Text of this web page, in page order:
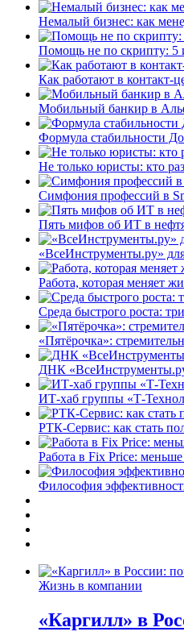
Немалый бизнес: как
Помощь не по скрипту: 5
Как работают в контакт-
Мобильный банкир в
Формула стабильности
Не только юристы: кто
Симфония профессий в
Пять мифов об ИТ в
«ВсеИнструменты.ру»
Работа, которая меняет
Среда быстрого роста:
«Пятёрочка»:
ДНК
ИТ-хаб группы «Т-
РТК-Сервис: как стать
Работа в Fix Price:
Философия
Жизнь в компании
«Каргилл» в